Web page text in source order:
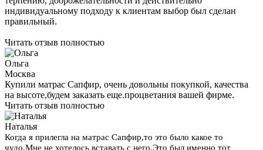
Светлана
Москва
Две недели назад приобрели матрас Сапфир средней
жесткости 160Х200. Это уже второй матрас фирмы Консул.
Изначально хотела матрас помягче, но в итоге выбор пал
именно на Сапфир, о чем нисколько не пожалела. Матрас
в меру жесткий и в меру мягкий, спать на нем очень
комфортно, поддержка позвоночника просто идеальная.
Сапфир просто великолепен, очень рекомендую, особенно
тем, у кого проблемные спины. Особая благодарность
консультанту. Именно благодаря ее профессионализму,
терпению, доброжелательности и действительно
индивидуальному подходу к клиентам выбор был сделан
правильный.